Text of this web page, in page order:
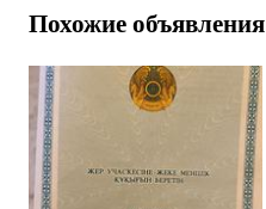
Похожие объявления